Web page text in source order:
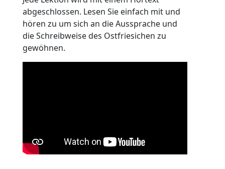
abgeschlossen. Lesen Sie einfach mit und
hören zu um sich an die Aussprache und
die Schreibweise des Ostfriesichen zu
gewöhnen.